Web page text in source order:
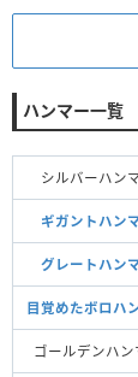
ハンマー一覧
シルバーハン
ギガントハン
グレートハン
目覚めたボロハ
ゴールデンハン